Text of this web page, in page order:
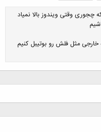
وقتی ویندوز بالا نمیاد
خارجی مثل فلش رو بوتیبل کنیم